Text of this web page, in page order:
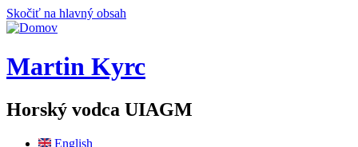
Skočiť na hlavný obsah
Martin Kyrc
Horský vodca UIAGM
English